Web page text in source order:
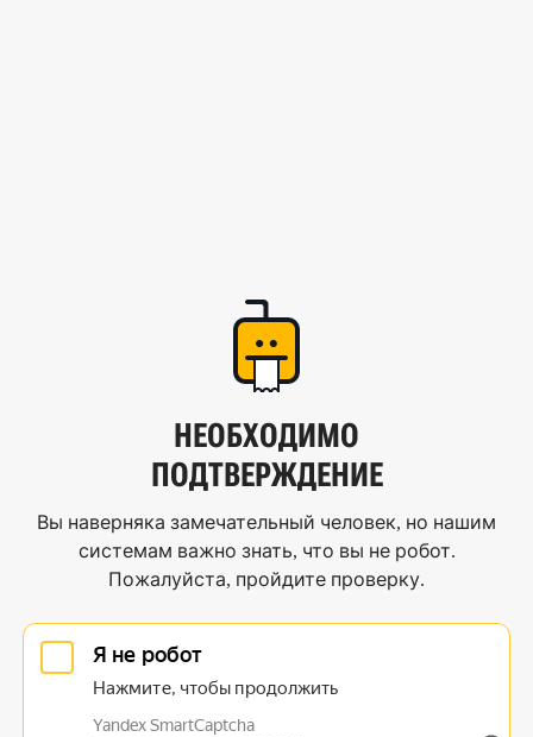
НЕОБХОДИМО
ПОДТВЕРЖДЕНИЕ
Вы наверняка замечательный человек, но нашим
системам важно знать, что вы не робот.
Пожалуйста, пройдите проверку.